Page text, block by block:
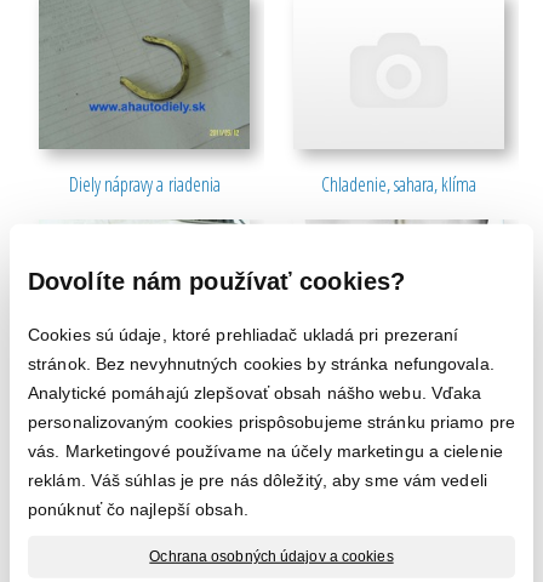
Diely nápravy a riadenia Chladenie, sahara, klíma
Karburator Svetlá, zrkadlá
Dovolíte nám používať cookies?
Cookies sú údaje, ktoré prehliadač ukladá pri prezeraní
stránok. Bez nevyhnutných cookies by stránka nefungovala.
Analytické pomáhajú zlepšovať obsah nášho webu. Vďaka
personalizovaným cookies prispôsobujeme stránku priamo pre
vás. Marketingové používame na účely marketingu a cielenie
reklám. Váš súhlas je pre nás dôležitý, aby sme vám vedeli
ponúknuť čo najlepší obsah.
Ochrana osobných údajov a cookies